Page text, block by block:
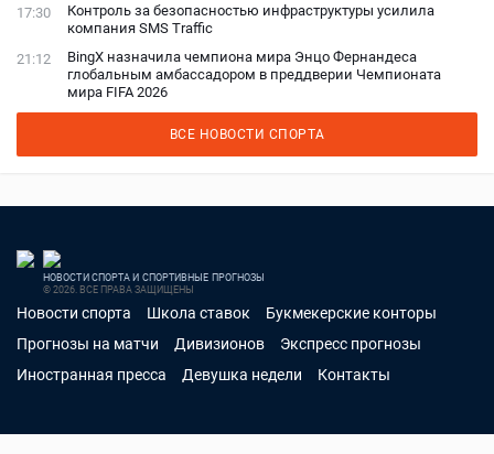
17:30
Контроль за безопасностью инфраструктуры усилила
компания SMS Traffic
21:12
BingX назначила чемпиона мира Энцо Фернандеса
глобальным амбассадором в преддверии Чемпионата
мира FIFA 2026
ВСЕ НОВОСТИ СПОРТА
НОВОСТИ СПОРТА И СПОРТИВНЫЕ ПРОГНОЗЫ
© 2026. ВСЕ ПРАВА ЗАЩИЩЕНЫ
Новости спорта Школа ставок
Букмекерские конторы
Прогнозы на матчи
Дивизионов
Экспресс прогнозы
Иностранная пресса
Девушка недели Контакты